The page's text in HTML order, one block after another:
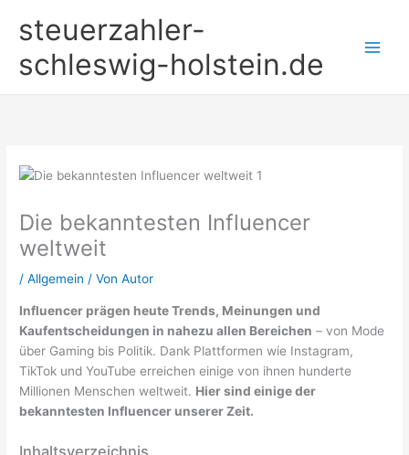
Inhaltsteuerzahler-
schleswig-holstein.de
Die bekanntesten Influencer
weltweit
/Allgemein / VonAutor
Influencer prägen heute Trends, Meinungen und
Kaufentscheidungen in nahezu allen Bereichen – von Mode
über Gaming bis Politik. Dank Plattformen wie Instagram,
TikTok und YouTube erreichen einige von ihnen hunderte
Millionen Menschen weltweit. Hier sind einige der
bekanntesten Influencer unserer Zeit.
Inhaltsverzeichnis